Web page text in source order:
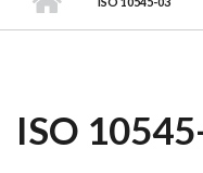
ISO